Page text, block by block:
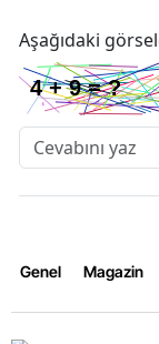
Aşağıdaki
Genel Magazin